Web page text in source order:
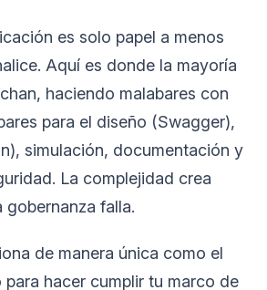
es solo papel a menos
Aquí es donde la mayoría
haciendo malabares con
para el diseño (Swagger),
simulación, documentación y
La complejidad crea
gobernanza falla.
de manera única como el
hacer cumplir tu marco de